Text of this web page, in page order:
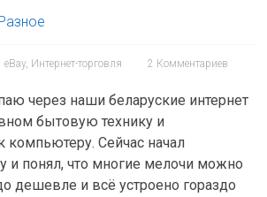
Разное
eBay, Интернет-торговля 2 Комментариев
через наши беларуские интернет
бытовую технику и
Сейчас начал
и понял, что многие мелочи можно
дешевле и всё устроено гораздо